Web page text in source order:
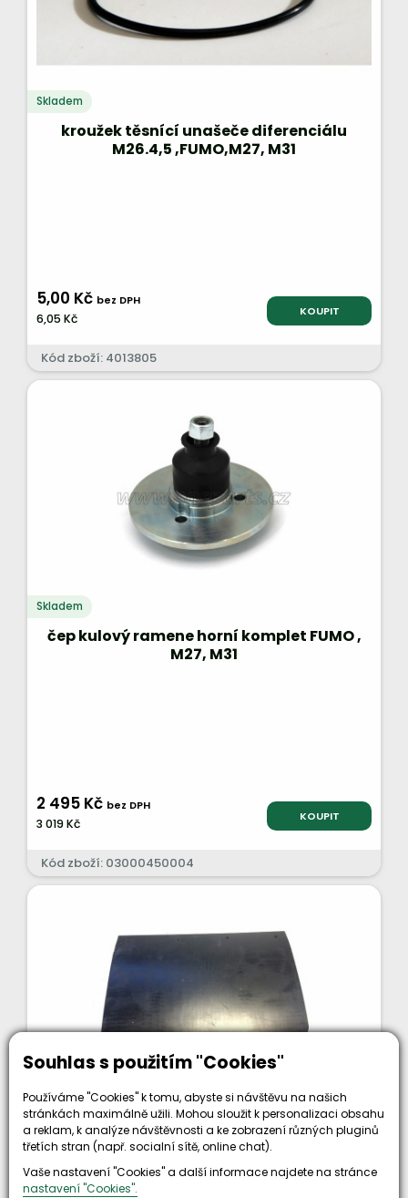
Souhlas s použitím "Cookies"
Používáme "Cookies" k tomu, abyste si návštěvu na našich
stránkách maximálně užili. Mohou sloužit k personalizaci obsahu
a reklam, k analýze návštěvnosti a ke zobrazení různých pluginů
třetích stran (např. socialní sítě, online chat).
Vaše nastavení "Cookies" a další informace najdete na stránce
nastavení "Cookies".
Skladem
kroužek těsnící unašeče diferenciálu
M26.4,5 ,FUMO,M27, M31
5,00 Kč bez DPH
6,05 Kč KOUPIT
Kód zboží: 4013805
Skladem
čep kulový ramene horní komplet FUMO ,
M27, M31
2 495 Kč bez DPH
3 019 Kč KOUPIT
Kód zboží: 03000450004
Skladem
zástěrka přední a zadní FUMO, M27, M31